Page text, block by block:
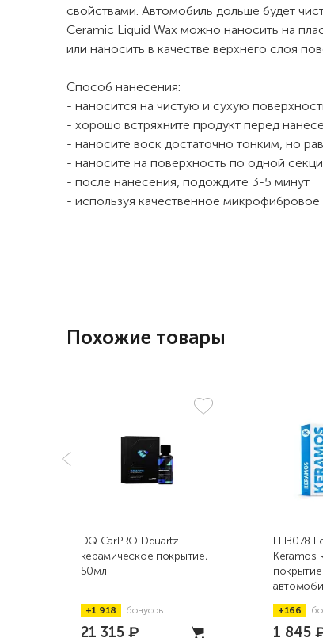
свойствами. Автомобиль дольше будет
Ceramic Liquid Wax можно наносить на
или наносить в качестве верхнего слоя
Способ нанесения:
- наносится на чистую и сухую
- хорошо встряхните продукт перед
- наносите воск достаточно тонким, но
- наносите на поверхность по одной
- после нанесения, подождите 3-5 минут
- используя качественное
Похожие товары
DQ CarPRO Dquartz
керамическое покрытие,
50мл
+1 918 бонусов
21 315 ₽
FHB078
Keramos
+166
1 845